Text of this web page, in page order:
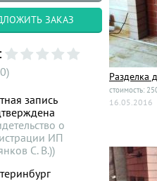
ЗАКАЗ
запись
о
ИП
С. В.))
Разделка
стоимость:
16.05.2016